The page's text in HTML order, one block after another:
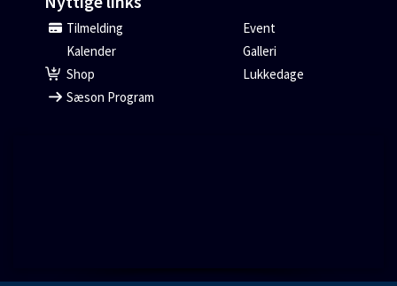
Tilmelding
Event
Kalender
Galleri
Shop
Lukkedage
Sæson Program